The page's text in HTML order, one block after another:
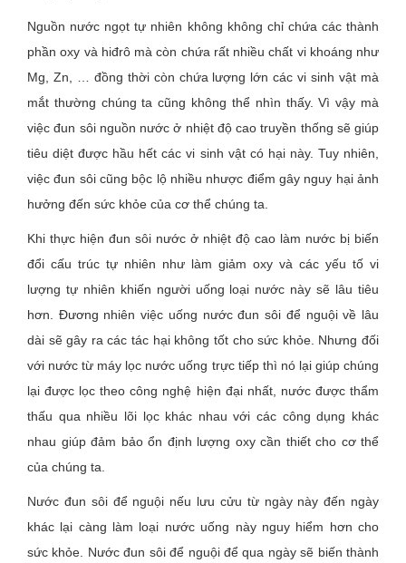
Nguồn nước ngọt tự nhiên không không chỉ chứa các thành
phần oxy và hiđrô mà còn chứa rất nhiều chất vi khoáng như
Mg, Zn, … đồng thời còn chứa lượng lớn các vi sinh vật mà
mắt thường chúng ta cũng không thể nhìn thấy. Vì vậy mà
việc đun sôi nguồn nước ở nhiệt độ cao truyền thống sẽ giúp
tiêu diệt được hầu hết các vi sinh vật có hại này. Tuy nhiên,
việc đun sôi cũng bộc lộ nhiều nhược điểm gây nguy hại ảnh
hưởng đến sức khỏe của cơ thể chúng ta.
Khi thực hiện đun sôi nước ở nhiệt độ cao làm nước bị biến
đổi cấu trúc tự nhiên như làm giảm oxy và các yếu tố vi
lượng tự nhiên khiến người uống loại nước này sẽ lâu tiêu
hơn. Đương nhiên việc uống nước đun sôi để nguội về lâu
dài sẽ gây ra các tác hại không tốt cho sức khỏe. Nhưng đối
với nước từ máy lọc nước uống trực tiếp thì nó lại giúp chúng
lại được lọc theo công nghệ hiện đại nhất, nước được thẩm
thấu qua nhiều lõi lọc khác nhau với các công dụng khác
nhau giúp đảm bảo ổn định lượng oxy cần thiết cho cơ thể
của chúng ta.
Nước đun sôi để nguội nếu lưu cửu từ ngày này đến ngày
khác lại càng làm loại nước uống này nguy hiểm hơn cho
sức khỏe. Nước đun sôi để nguội để qua ngày sẽ biến thành